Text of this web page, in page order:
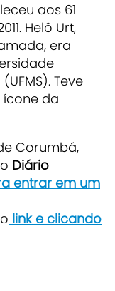
aos 61
Helô Urt,
era
Teve
da
Corumbá,
Diário
entrar em um
link e clicando